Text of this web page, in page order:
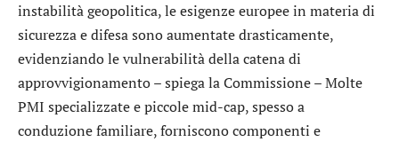
instabilità geopolitica, le esigenze europee in materia di
sicurezza e difesa sono aumentate drasticamente,
evidenziando le vulnerabilità della catena di
approvvigionamento – spiega la Commissione – Molte
PMI specializzate e piccole mid-cap, spesso a
conduzione familiare, forniscono componenti e